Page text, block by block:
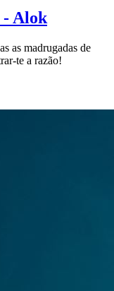
- Alok
as madrugadas de
te a razão!